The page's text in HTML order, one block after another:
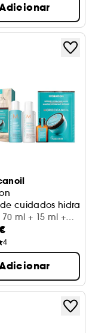
cuidados
70 ml + 15 ml +
4